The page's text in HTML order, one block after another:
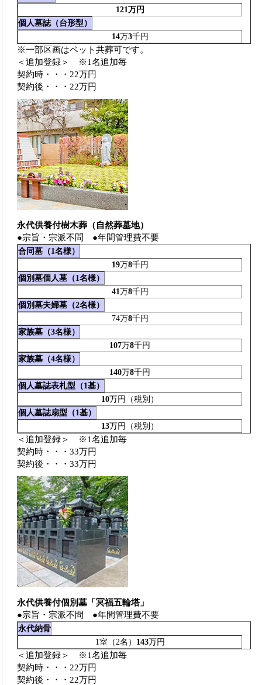
121万円
個人墓誌（台形型）
14万3千円
※一部区画はペット共葬可です。
＜追加登録＞ ※1名追加毎
契約時・・・22万円
契約後・・・22万円
永代供養付樹木葬（自然葬墓地）
●宗旨・宗派不問 ●年間管理費不要
合同墓（1名様）
19万8千円
個別墓個人墓（1名様）
41万8千円
個別墓夫婦墓（2名様）
74万8千円
家族墓（3名様）
107万8千円
家族墓（4名様）
140万8千円
個人墓誌表札型（1基）
10万円（税別）
個人墓誌扇型（1基）
13万円（税別）
＜追加登録＞ ※1名追加毎
契約時・・・33万円
契約後・・・33万円
永代供養付個別墓「冥福五輪塔」
●宗旨・宗派不問 ●年間管理費不要
永代納骨
1室（2名） 143万円
＜追加登録＞ ※1名追加毎
契約時・・・22万円
契約後・・・22万円